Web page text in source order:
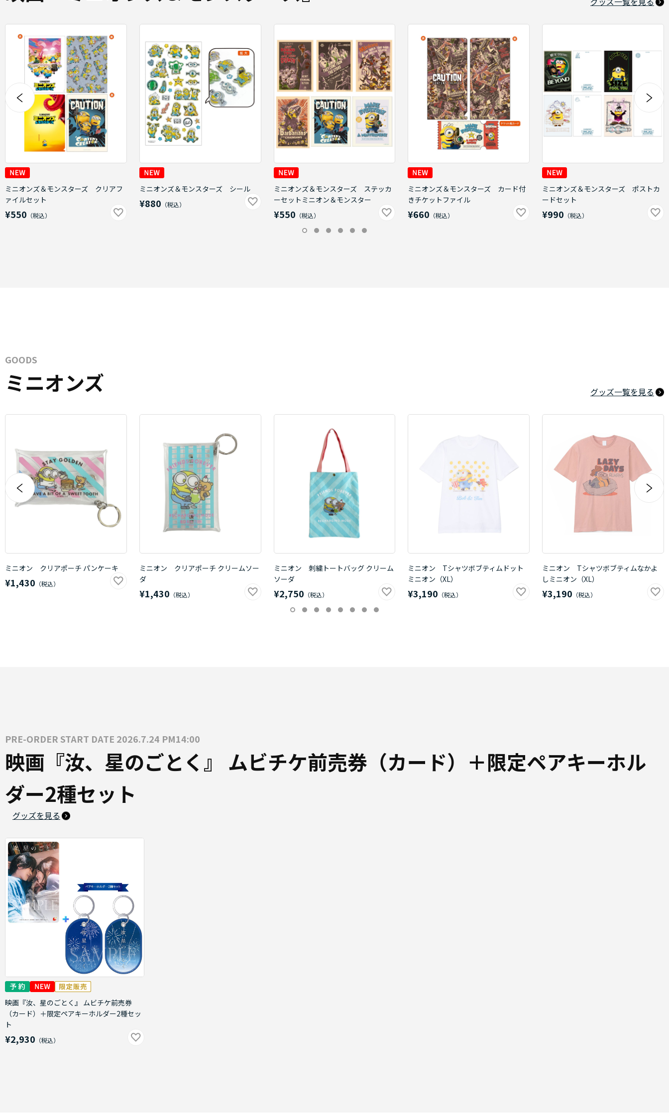
ミニオンズ＆モンスターズ クリアフ
ァイルセット
¥550
ミニオンズ＆モンスターズ シール
¥880
ミニオンズ＆モンスターズ ステッカ
ーセットミニオン＆モンスター
¥550
ミニオンズ＆モンスターズ カード付
きチケットファイル
¥660
ミニオンズ＆モンスターズ ポストカ
ードセット
¥990
GOODS
ミニオンズ グッズ一覧を見る
ミニオン クリアポーチ パンケーキ
¥1,430
ミニオン クリアポーチ クリームソー
ダ
¥1,430
ミニオン 刺繍トートバッグ クリーム
ソーダ
¥2,750
ミニオン Tシャツボブティムドット
ミニオン（XL）
¥3,190
ミニオン Tシャツボブティムなかよ
しミニオン（XL）
¥3,190
PRE-ORDER START DATE 2026.7.24 PM14:00
映画『汝、星のごとく』 ムビチケ前売券（カード）＋限定ペアキーホル
ダー2種セット
グッズを見る
映画『汝、星のごとく』 ムビチケ前売券
（カード）＋限定ペアキーホルダー2種セッ
ト
¥2,930